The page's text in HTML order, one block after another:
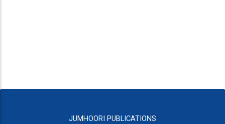
JUMHOORI PUBLICATIONS